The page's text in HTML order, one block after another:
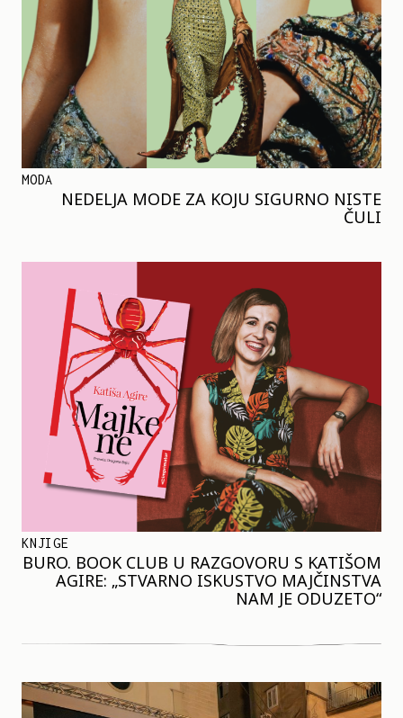
MODA
NEDELJA MODE ZA KOJU SIGURNO NISTE
ČULI
KNJIGE
BURO. BOOK CLUB U RAZGOVORU S KATIŠOM
AGIRE: „STVARNO ISKUSTVO MAJČINSTVA
NAM JE ODUZETO“